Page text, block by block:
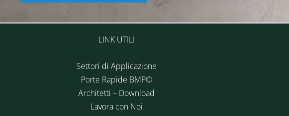
LINK UTILI
Settori di Applicazione
Porte Rapide BMP©
Architetti – Download
Lavora con Noi